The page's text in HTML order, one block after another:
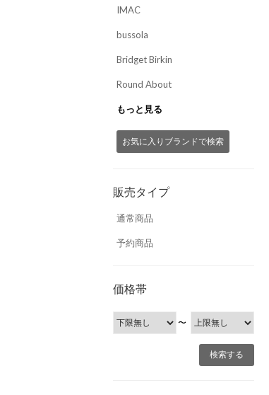
IMAC
bussola
Bridget Birkin
Round About
もっと見る
お気に入りブランドで検索
販売タイプ
通常商品
予約商品
価格帯
〜